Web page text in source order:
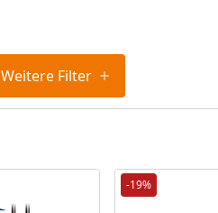
Weitere Filter
-19%